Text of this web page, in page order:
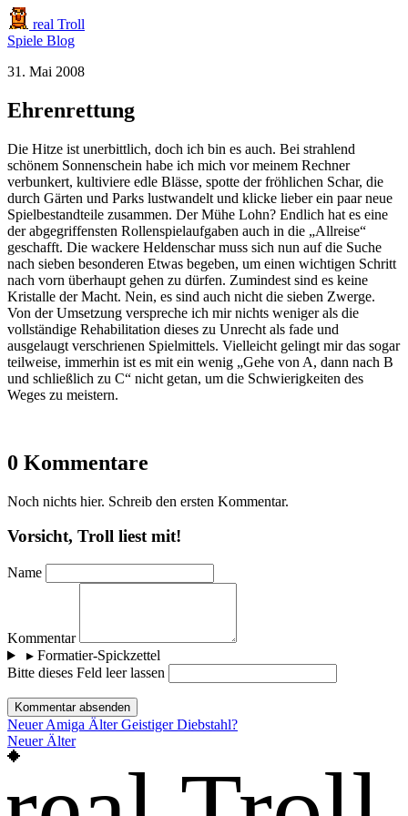
real Troll
Spiele Blog
31. Mai 2008
Ehrenrettung
Die Hitze ist unerbittlich, doch ich bin es auch. Bei strahlend
schönem Sonnenschein habe ich mich vor meinem Rechner
verbunkert, kultiviere edle Blässe, spotte der fröhlichen Schar, die
durch Gärten und Parks lustwandelt und klicke lieber ein paar neue
Spielbestandteile zusammen. Der Mühe Lohn? Endlich hat es eine
der abgegriffensten Rollenspielaufgaben auch in die „Allreise“
geschafft. Die wackere Heldenschar muss sich nun auf die Suche
nach sieben besonderen Etwas begeben, um einen wichtigen Schritt
nach vorn überhaupt gehen zu dürfen. Zumindest sind es keine
Kristalle der Macht. Nein, es sind auch nicht die sieben Zwerge.
Von der Umsetzung verspreche ich mir nichts weniger als die
vollständige Rehabilitation dieses zu Unrecht als fade und
ausgelaugt verschrienen Spielmittels. Vielleicht gelingt mir das sogar
teilweise, immerhin ist es mit ein wenig „Gehe von A, dann nach B
und schließlich zu C“ nicht getan, um die Schwierigkeiten des
Weges zu meistern.
0 Kommentare
Noch nichts hier. Schreib den ersten Kommentar.
Vorsicht, Troll liest mit!
Name
Kommentar
▸Formatier-Spickzettel
Bitte dieses Feld leer lassen
Kommentar absenden
Neuer Amiga Älter Geistiger Diebstahl?
Neuer Älter